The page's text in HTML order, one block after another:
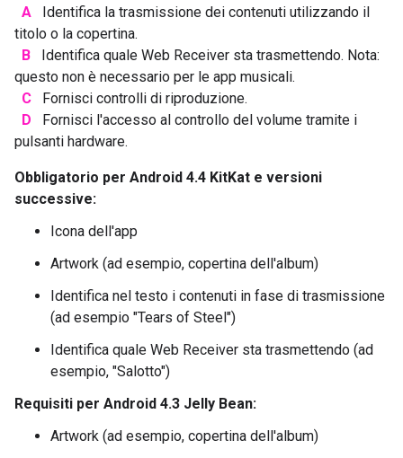
A
Identifica la trasmissione dei contenuti utilizzando il
titolo o la copertina.
B
Identifica quale Web Receiver sta trasmettendo. Nota:
questo non è necessario per le app musicali.
C
Fornisci controlli di riproduzione.
D
Fornisci l'accesso al controllo del volume tramite i
pulsanti hardware.
Obbligatorio per Android 4.4 KitKat e versioni
successive:
Icona dell'app
Artwork (ad esempio, copertina dell'album)
Identifica nel testo i contenuti in fase di trasmissione
(ad esempio "Tears of Steel")
Identifica quale Web Receiver sta trasmettendo (ad
esempio, "Salotto")
Requisiti per Android 4.3 Jelly Bean:
Artwork (ad esempio, copertina dell'album)